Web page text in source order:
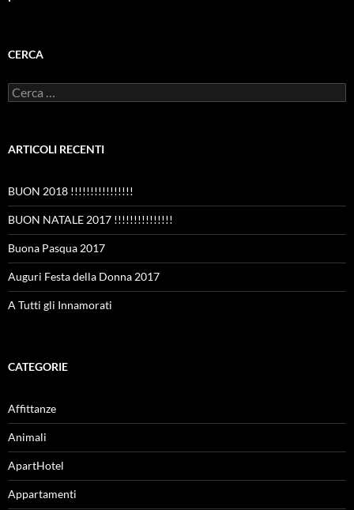
CERCA
Ricerca
per:
ARTICOLI RECENTI
BUON 2018 !!!!!!!!!!!!!!!!
BUON NATALE 2017 !!!!!!!!!!!!!!!
Buona Pasqua 2017
Auguri Festa della Donna 2017
A Tutti gli Innamorati
CATEGORIE
Affittanze
Animali
ApartHotel
Appartamenti